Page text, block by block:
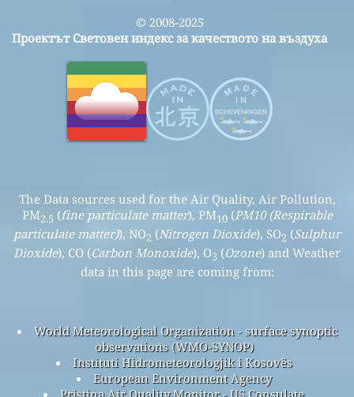
© 2008-2025
Проектът Световен индекс за качеството на въздуха
The Data sources used for the Air Quality, Air Pollution,
PM2.5 (fine particulate matter), PM10(PM10 (Respirable
particulate matter)), NO2 (Nitrogen Dioxide), SO2 (Sulphur
Dioxide), CO (Carbon Monoxide), O3 (Ozone) and Weather
data in this page are coming from:
World Meteorological Organization - surface synoptic
observations (WMO-SYNOP)
Instituti Hidrometeorologjik i Kosovës
European Environment Agency